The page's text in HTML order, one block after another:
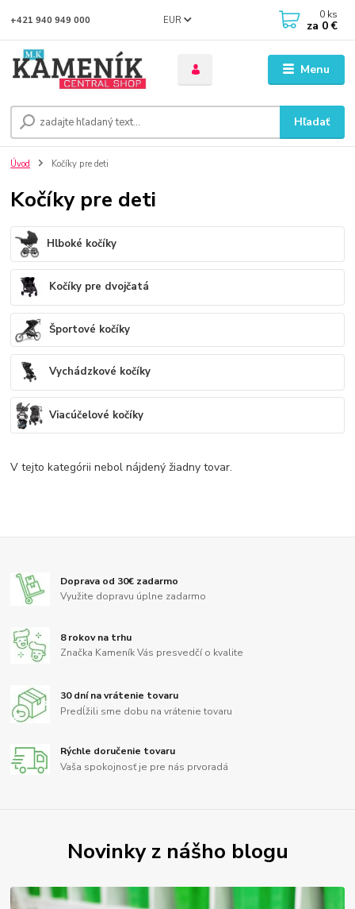
Menu
EUR
Hľadať
+421 940 949 000 0 ks
za 0 €
Úvod Kočíky pre deti
Kočíky pre deti
Hlboké kočíky
Kočíky pre dvojčatá
Športové kočíky
Vychádzkové kočíky
Viacúčelové kočíky
V tejto kategórii nebol nájdený žiadny tovar.
Doprava od 30€ zadarmo
Využite dopravu úplne zadarmo
8 rokov na trhu
Značka Kameník Vás presvedčí o kvalite
30 dní na vrátenie tovaru
Predĺžili sme dobu na vrátenie tovaru
Rýchle doručenie tovaru
Vaša spokojnosť je pre nás prvoradá
Novinky z nášho blogu